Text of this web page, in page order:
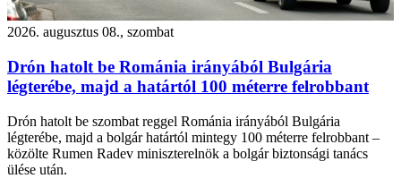
2026. augusztus 08., szombat
Drón hatolt be Románia irányából Bulgária
légterébe, majd a határtól 100 méterre felrobbant
Drón hatolt be szombat reggel Románia irányából Bulgária
légterébe, majd a bolgár határtól mintegy 100 méterre felrobbant –
közölte Rumen Radev miniszterelnök a bolgár biztonsági tanács
ülése után.